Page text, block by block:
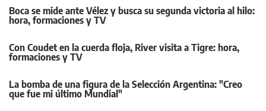
Boca se mide ante Vélez y busca su segunda victoria al hilo:
hora, formaciones y TV
Con Coudet en la cuerda floja, River visita a Tigre: hora,
formaciones y TV
La bomba de una figura de la Selección Argentina: "Creo
que fue mi último Mundial"